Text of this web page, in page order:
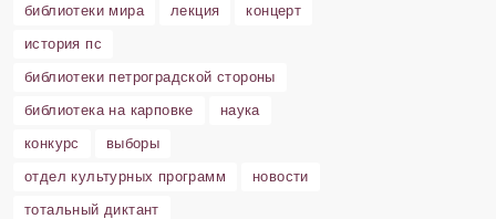
библиотеки мира
лекция
концерт
история пс
библиотеки петроградской стороны
библиотека на карповке
наука
конкурс
выборы
отдел культурных программ
новости
тотальный диктант